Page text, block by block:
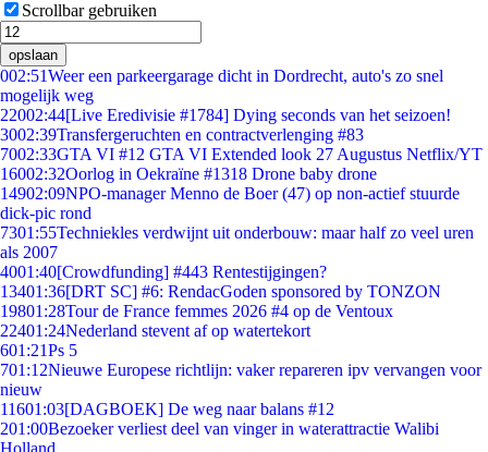
Scrollbar gebruiken
opslaan
002:51Weer een parkeergarage dicht in Dordrecht, auto's zo snel
mogelijk weg
22002:44[Live Eredivisie #1784] Dying seconds van het seizoen!
3002:39Transfergeruchten en contractverlenging #83
7002:33GTA VI #12 GTA VI Extended look 27 Augustus Netflix/YT
16002:32Oorlog in Oekraïne #1318 Drone baby drone
14902:09NPO-manager Menno de Boer (47) op non-actief stuurde
dick-pic rond
7301:55Techniekles verdwijnt uit onderbouw: maar half zo veel uren
als 2007
4001:40[Crowdfunding] #443 Rentestijgingen?
13401:36[DRT SC] #6: RendacGoden sponsored by TONZON
19801:28Tour de France femmes 2026 #4 op de Ventoux
22401:24Nederland stevent af op watertekort
601:21Ps 5
701:12Nieuwe Europese richtlijn: vaker repareren ipv vervangen voor
nieuw
11601:03[DAGBOEK] De weg naar balans #12
201:00Bezoeker verliest deel van vinger in waterattractie Walibi
Holland